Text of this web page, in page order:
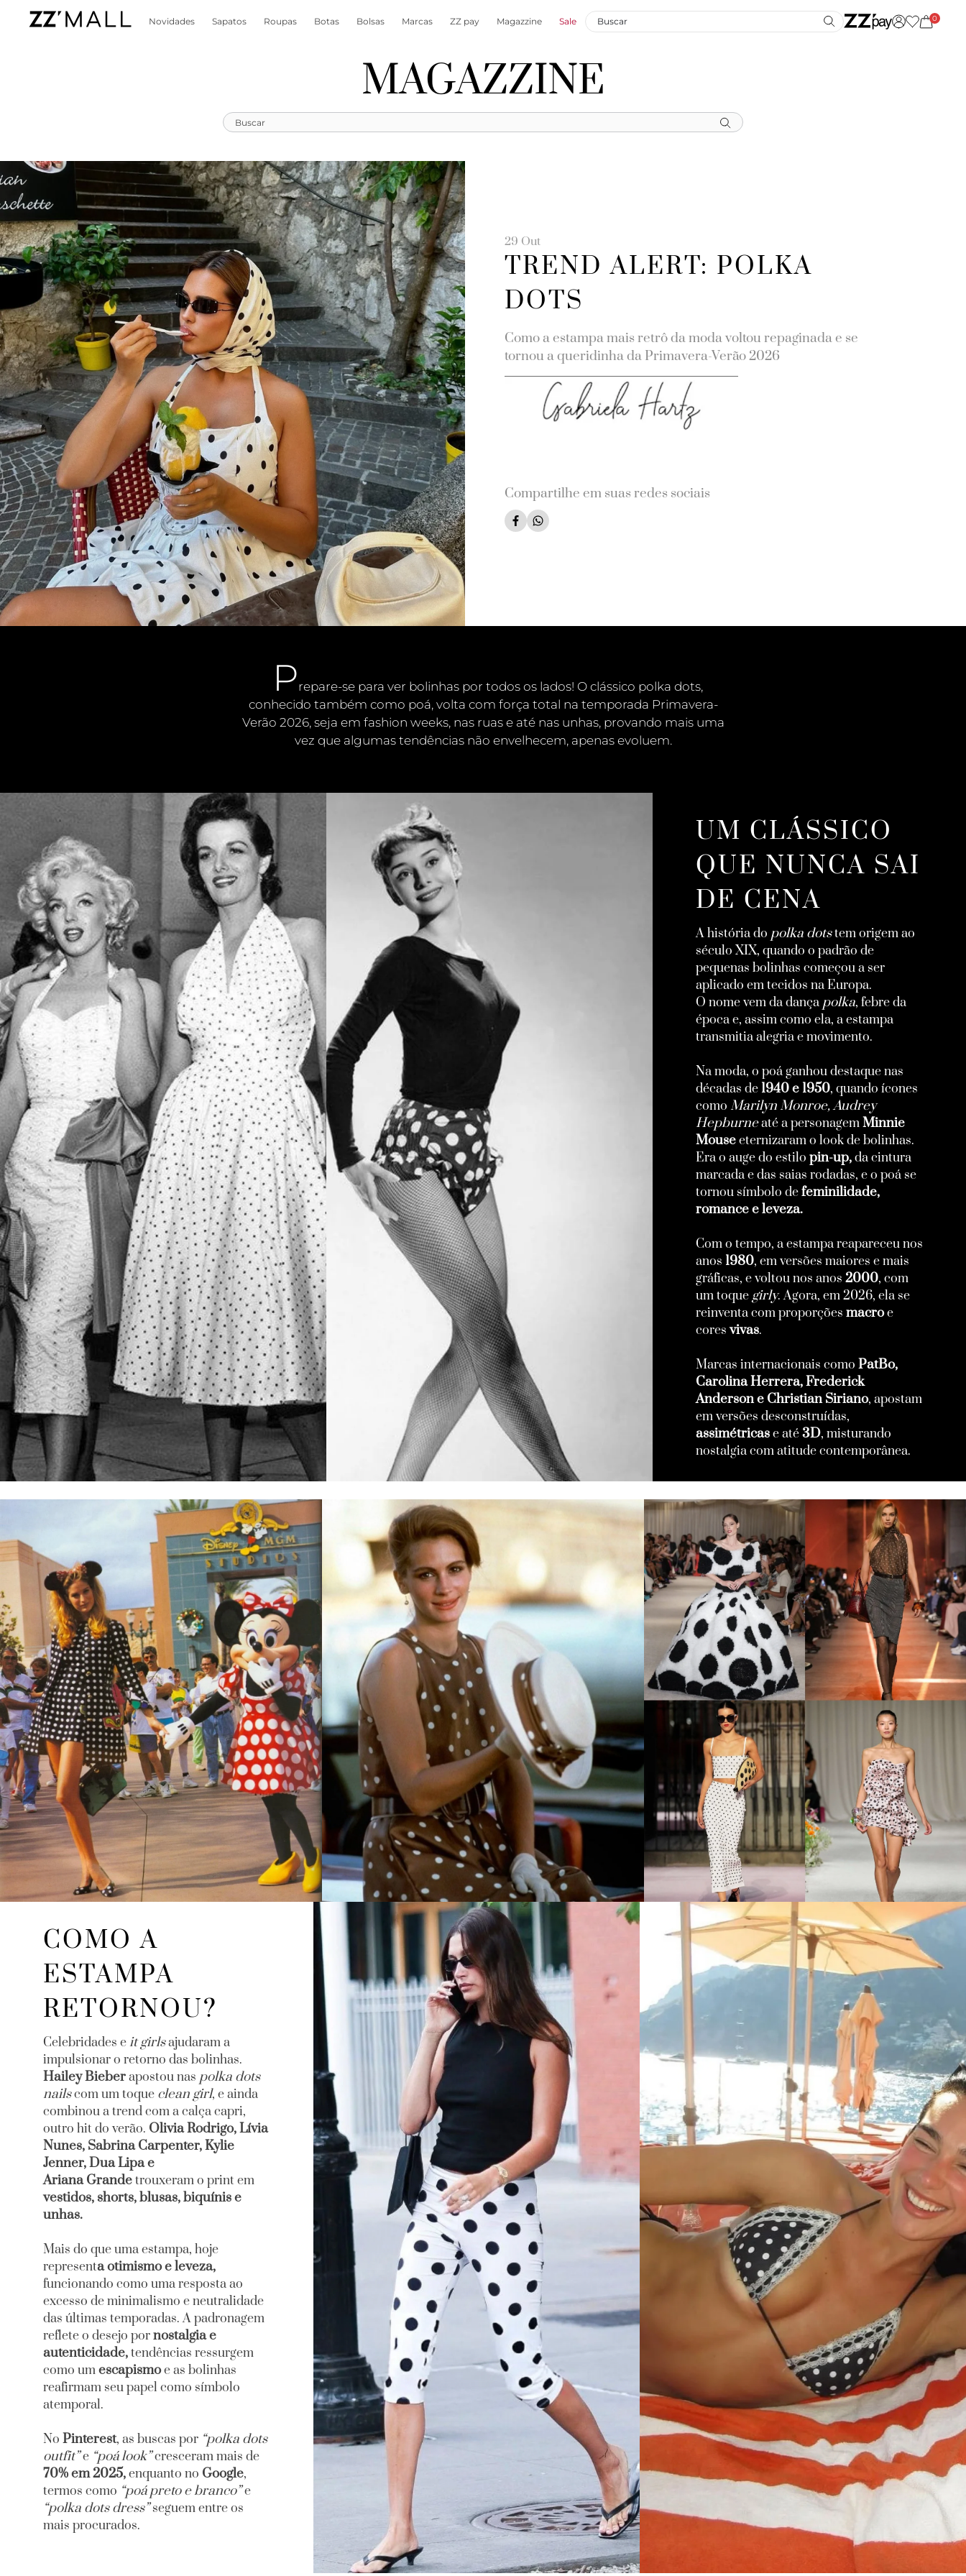
Novidades Sapatos Roupas Botas Bolsas Marcas ZZ pay Magazzine Sale 0
MAGAZZINE
TREND ALERT: POLKA
DOTS
29 Out
Como a estampa mais retrô da moda voltou repaginada e se
tornou a queridinha da Primavera-Verão 2026
Compartilhe em suas redes sociais
Prepare-se para ver bolinhas por todos os lados! O clássico polka dots,
conhecido também como poá, volta com força total na temporada Primavera-
Verão 2026, seja em fashion weeks, nas ruas e até nas unhas, provando mais uma
vez que algumas tendências não envelhecem, apenas evoluem.
UM CLÁSSICO
QUE NUNCA SAI
DE CENA
A história do polka dotstem origem ao
século XIX, quando o padrão de
pequenas bolinhas começou a ser
aplicado em tecidos na Europa.
O nome vem da dança polka, febre da
época e, assim como ela, a estampa
transmitia alegria e movimento.
Na moda, o poá ganhou destaque nas
décadas de 1940 e 1950, quando ícones
como Marilyn Monroe, Audrey
Hepburneaté a personagemMinnie
Mouseeternizaram o look de bolinhas.
Era o auge do estilopin-up,da cintura
marcada e das saias rodadas, e o poá se
tornou símbolo defeminilidade,
romance e leveza.
Com o tempo, a estampa reapareceu nos
anos 1980, em versões maiores e mais
gráficas, e voltou nos anos2000, com
um toque girly. Agora, em 2026, ela se
reinventa com proporçõesmacroe
coresvivas.
Marcas internacionais como PatBo,
Carolina Herrera, Frederick
Anderson e Christian Siriano, apostam
em versões desconstruídas,
assimétricase até3D, misturando
nostalgia com atitude contemporânea.
COMO A
ESTAMPA
RETORNOU?
Celebridades eit girlsajudaram a
impulsionar o retorno das bolinhas.
Hailey Bieberapostou nas polka dots
nailscom um toque clean girl, e ainda
combinou a trend com a calça capri,
outro hit do verão. Olivia Rodrigo, Lívia
Nunes, Sabrina Carpenter, Kylie
Jenner, Dua Lipa e
Ariana Grandetrouxeram o print em
vestidos, shorts, blusas, biquínis e
unhas.
Mais do que uma estampa, hoje
representa otimismo e leveza,
funcionando como uma resposta ao
excesso de minimalismo e neutralidade
das últimas temporadas. A padronagem
reflete o desejo pornostalgia e
autenticidade,tendências ressurgem
como umescapismoe as bolinhas
reafirmam seu papel como símbolo
atemporal.
No Pinterest, as buscas por “polka dots
outfit”e “poá look”cresceram mais de
70% em 2025,enquanto no Google,
termos como “poá preto e branco”e
“polka dots dress”seguem entre os
mais procurados.